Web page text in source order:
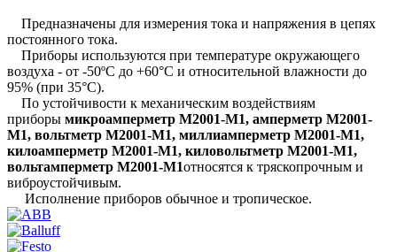
Предназначены для измерения тока и напряжения в цепях
постоянного тока.
Приборы используются при температуре окружающего
воздуха - от -50ºС до +60°С и относительной влажности до
95% (при 35°С).
По устойчивости к механическим воздействиям
приборы микроамперметр М2001-М1, амперметр М2001-
М1, вольтметр М2001-М1, миллиамперметр М2001-М1,
килоамперметр М2001-М1, киловольтметр М2001-М1,
вольтамперметр М2001-М1относятся к тряскопрочным и
виброустойчивым.
Исполнение приборов обычное и тропическое.